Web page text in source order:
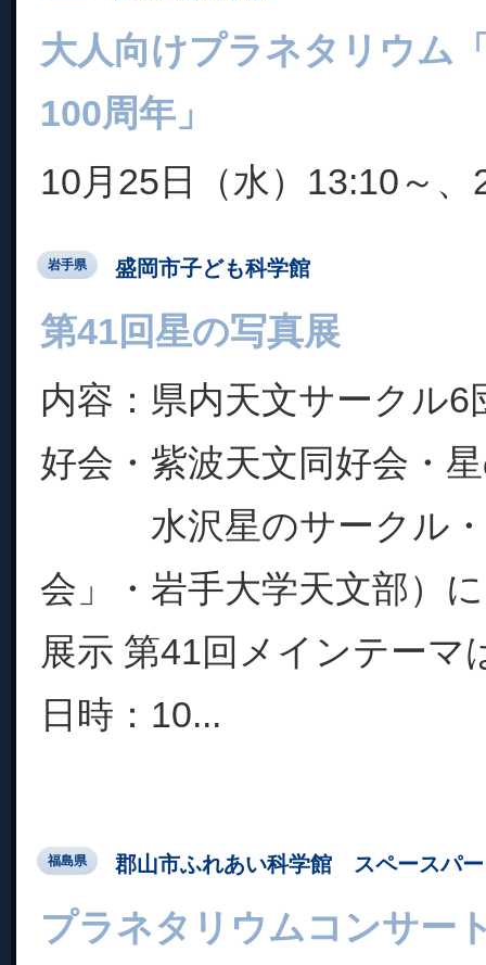
大人向けプラネタリウム
100周年」
10月25日（水）13:10～
岩手県 盛岡市子ども科学館
第41回星の写真展
内容：県内天文サークル6
好会・紫波天文同好会・
水沢星のサークル・
会」・岩手大学天文部）
展示 第41回メインテーマ
日時：10...
福島県 郡山市ふれあい科学館 スペースパ
プラネタリウムコンサー